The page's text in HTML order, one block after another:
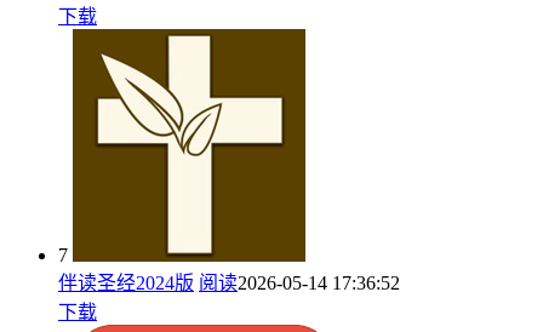
下载
7
伴读圣经2024版 阅读2026-05-14 17:36:52
下载